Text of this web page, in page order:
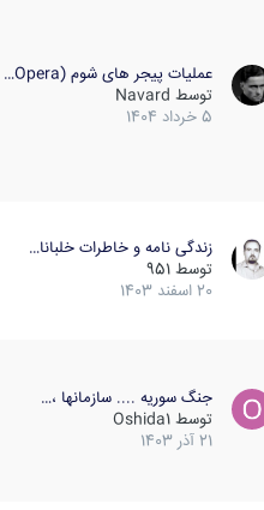
عملیات پیجر های شوم (Opera…
توسط Navard
5 خرداد 1404
زندگی نامه و خاطرات خلبانا…
توسط 951
20 اسفند 1403
جنگ سوریه .... سازمانها ،…
توسط Oshida1
21 آذر 1403